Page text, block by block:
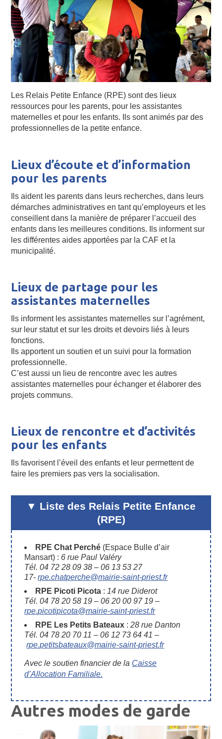
Les Relais Petite Enfance (RPE) sont des lieux
ressources pour les parents, pour les assistantes
maternelles et pour les enfants. Ils sont animés par des
professionnelles de la petite enfance.
Lieux d’écoute et d’information
pour les parents
Ils aident les parents dans leurs recherches, dans leurs
démarches administratives en tant qu’employeurs et les
conseillent dans la manière de préparer l’accueil des
enfants dans les meilleures conditions. Ils informent sur
les différentes aides apportées par la CAF et la
municipalité.
Lieux de partage pour les
assistantes maternelles
Ils informent les assistantes maternelles sur l’agrément,
sur leur statut et sur les droits et devoirs liés à leurs
fonctions.
Ils apportent un soutien et un suivi pour la formation
professionnelle.
C’est aussi un lieu de rencontre avec les autres
assistantes maternelles pour échanger et élaborer des
projets communs.
Lieux de rencontre et d’activités
pour les enfants
Ils favorisent l’éveil des enfants et leur permettent de
faire les premiers pas vers la socialisation.
Liste des Relais Petite Enfance
(RPE)
RPE Chat Perché (Espace Bulle d’air
Mansart) : 6 rue Paul Valéry
Tél. 04 72 28 09 38 – 06 13 53 27
17-rpe.chatperche@mairie-saint-priest.fr
RPE Picoti Picota : 14 rue Diderot
Tél. 04 78 20 58 19 – 06 20 00 97 19 –
rpe.picotipicota@mairie-saint-priest.fr
RPE Les Petits Bateaux :28 rue Danton
Tél. 04 78 20 70 11 – 06 12 73 64 41 –
rpe.petitsbateaux@mairie-saint-priest.fr
Avec le soutien financier de la Caisse
d’Allocation Familiale.
Autres modes de garde